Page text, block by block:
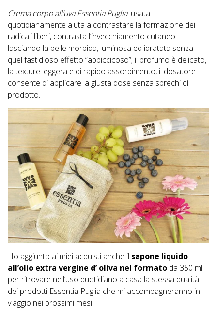
Crema corpo all’uva Essentia Puglia: usata
quotidianamente aiuta a contrastare la formazione dei
radicali liberi, contrasta l’invecchiamento cutaneo
lasciando la pelle morbida, luminosa ed idratata senza
quel fastidioso effetto “appiccicoso”; il profumo è delicato,
la texture leggera e di rapido assorbimento, il dosatore
consente di applicare la giusta dose senza sprechi di
prodotto.
Ho aggiunto ai miei acquisti anche il sapone liquido
all’olio extra vergine d’ oliva nel formato da 350 ml
per ritrovare nell’uso quotidiano a casa la stessa qualità
dei prodotti Essentia Puglia che mi accompagneranno in
viaggio nei prossimi mesi.